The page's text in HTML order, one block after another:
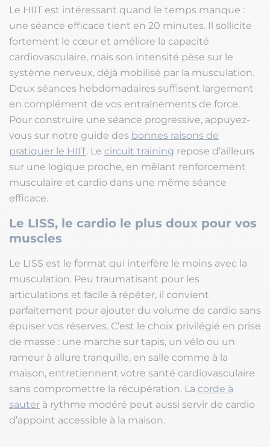
Le HIIT est intéressant quand le temps manque :
une séance efficace tient en 20 minutes. Il sollicite
fortement le cœur et améliore la capacité
cardiovasculaire, mais son intensité pèse sur le
système nerveux, déjà mobilisé par la musculation.
Deux séances hebdomadaires suffisent largement
en complément de vos entraînements de force.
Pour construire une séance progressive, appuyez-
vous sur notre guide des bonnes raisons de
pratiquer le HIIT. Le circuit training repose d’ailleurs
sur une logique proche, en mêlant renforcement
musculaire et cardio dans une même séance
efficace.
Le LISS, le cardio le plus doux pour vos
muscles
Le LISS est le format qui interfère le moins avec la
musculation. Peu traumatisant pour les
articulations et facile à répéter, il convient
parfaitement pour ajouter du volume de cardio sans
épuiser vos réserves. C’est le choix privilégié en prise
de masse : une marche sur tapis, un vélo ou un
rameur à allure tranquille, en salle comme à la
maison, entretiennent votre santé cardiovasculaire
sans compromettre la récupération. La corde à
sauter à rythme modéré peut aussi servir de cardio
d’appoint accessible à la maison.